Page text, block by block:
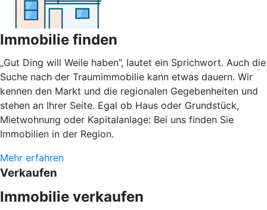
Immobilie finden
„Gut Ding will Weile haben”, lautet ein Sprichwort. Auch die
Suche nach der Traumimmobilie kann etwas dauern. Wir
kennen den Markt und die regionalen Gegebenheiten und
stehen an Ihrer Seite. Egal ob Haus oder Grundstück,
Mietwohnung oder Kapitalanlage: Bei uns finden Sie
Immobilien in der Region.
Mehr erfahren
Verkaufen
Immobilie verkaufen